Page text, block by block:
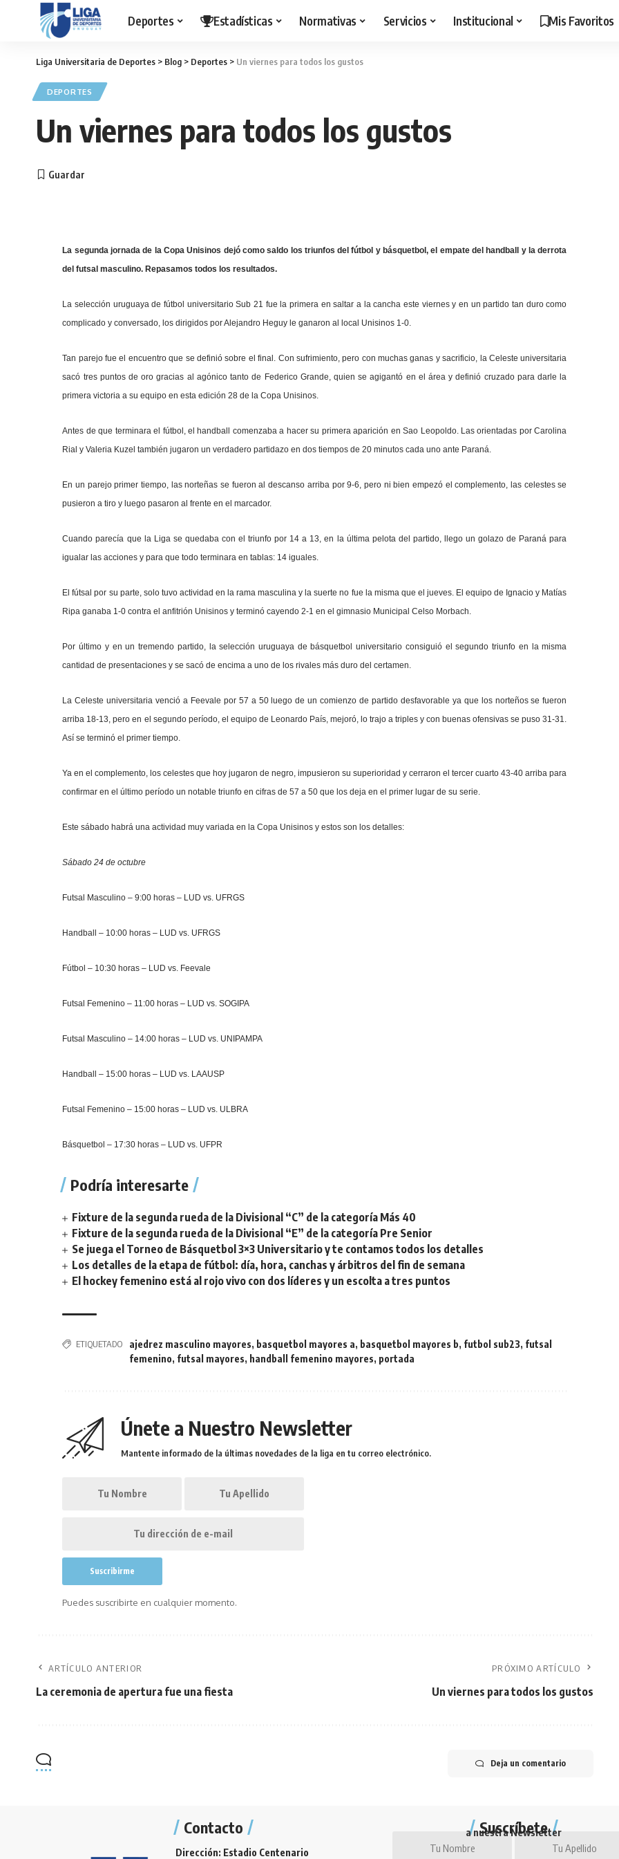
Deportes Estadísticas Normativas Servicios Institucional Mis Favoritos
Liga Universitaria de Deportes > Blog > Deportes > Un viernes para todos los gustos
DEPORTES
Un viernes para todos los gustos
La segunda jornada de la Copa Unisinos dejó como saldo los triunfos del fútbol y básquetbol, el empate del handball y la derrota
del futsal masculino. Repasamos todos los resultados.
La selección uruguaya de fútbol universitario Sub 21 fue la primera en saltar a la cancha este viernes y en un partido tan duro como
complicado y conversado, los dirigidos por Alejandro Heguy le ganaron al local Unisinos 1-0.
Tan parejo fue el encuentro que se definió sobre el final. Con sufrimiento, pero con muchas ganas y sacrificio, la Celeste universitaria
sacó tres puntos de oro gracias al agónico tanto de Federico Grande, quien se agigantó en el área y definió cruzado para darle la
primera victoria a su equipo en esta edición 28 de la Copa Unisinos.
Antes de que terminara el fútbol, el handball comenzaba a hacer su primera aparición en Sao Leopoldo. Las orientadas por Carolina
Rial y Valeria Kuzel también jugaron un verdadero partidazo en dos tiempos de 20 minutos cada uno ante Paraná.
En un parejo primer tiempo, las norteñas se fueron al descanso arriba por 9-6, pero ni bien empezó el complemento, las celestes se
pusieron a tiro y luego pasaron al frente en el marcador.
Cuando parecía que la Liga se quedaba con el triunfo por 14 a 13, en la última pelota del partido, llego un golazo de Paraná para
igualar las acciones y para que todo terminara en tablas: 14 iguales.
El fútsal por su parte, solo tuvo actividad en la rama masculina y la suerte no fue la misma que el jueves. El equipo de Ignacio y Matías
Ripa ganaba 1-0 contra el anfitrión Unisinos y terminó cayendo 2-1 en el gimnasio Municipal Celso Morbach.
Por último y en un tremendo partido, la selección uruguaya de básquetbol universitario consiguió el segundo triunfo en la misma
cantidad de presentaciones y se sacó de encima a uno de los rivales más duro del certamen.
La Celeste universitaria venció a Feevale por 57 a 50 luego de un comienzo de partido desfavorable ya que los norteños se fueron
arriba 18-13, pero en el segundo período, el equipo de Leonardo País, mejoró, lo trajo a triples y con buenas ofensivas se puso 31-31.
Así se terminó el primer tiempo.
Ya en el complemento, los celestes que hoy jugaron de negro, impusieron su superioridad y cerraron el tercer cuarto 43-40 arriba para
confirmar en el último período un notable triunfo en cifras de 57 a 50 que los deja en el primer lugar de su serie.
Este sábado habrá una actividad muy variada en la Copa Unisinos y estos son los detalles:
Sábado 24 de octubre
Futsal Masculino – 9:00 horas – LUD vs. UFRGS
Handball – 10:00 horas – LUD vs. UFRGS
Fútbol – 10:30 horas – LUD vs. Feevale
Futsal Femenino – 11:00 horas – LUD vs. SOGIPA
Futsal Masculino – 14:00 horas – LUD vs. UNIPAMPA
Handball – 15:00 horas – LUD vs. LAAUSP
Futsal Femenino – 15:00 horas – LUD vs. ULBRA
Básquetbol – 17:30 horas – LUD vs. UFPR
Podría interesarte
Fixture de la segunda rueda de la Divisional “C” de la categoría Más 40
Fixture de la segunda rueda de la Divisional “E” de la categoría Pre Senior
Se juega el Torneo de Básquetbol 3×3 Universitario y te contamos todos los detalles
Los detalles de la etapa de fútbol: día, hora, canchas y árbitros del fin de semana
El hockey femenino está al rojo vivo con dos líderes y un escolta a tres puntos
ETIQUETADO ajedrez masculino mayores, basquetbol mayores a, basquetbol mayores b, futbol sub23, futsal
femenino, futsal mayores, handball femenino mayores, portada
Únete a Nuestro Newsletter
Mantente informado de la últimas novedades de la liga en tu correo electrónico.
Puedes suscribirte en cualquier momento.
ARTÍCULO ANTERIOR
La ceremonia de apertura fue una fiesta
PRÓXIMO ARTÍCULO
Un viernes para todos los gustos
Deja un comentario
Contacto
Dirección: Estadio Centenario
Suscríbete
a nuestra Newsletter